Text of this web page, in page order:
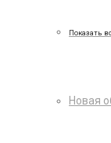
Показать
Новая